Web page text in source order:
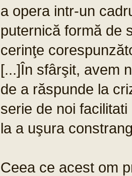
a opera intr-un
puternică formă de
cerinţe
[...]În sfârşit, avem
de a răspunde la
serie de noi
la a uşura
Ceea ce acest om